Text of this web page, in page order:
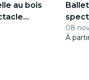
au bois
08
À